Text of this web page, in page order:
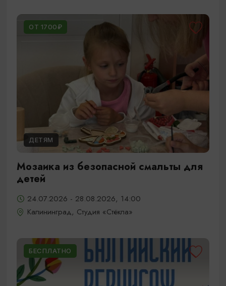
ОТ 1700₽
ДЕТЯМ
Мозаика из безопасной смальты для
детей
24.07.2026 - 28.08.2026, 14:00
Калининград, Студия «Стёкла»
БЕСПЛАТНО